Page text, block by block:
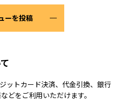
ーを投稿
ットカード決済、代金引換、銀行
どをご利用いただけます。